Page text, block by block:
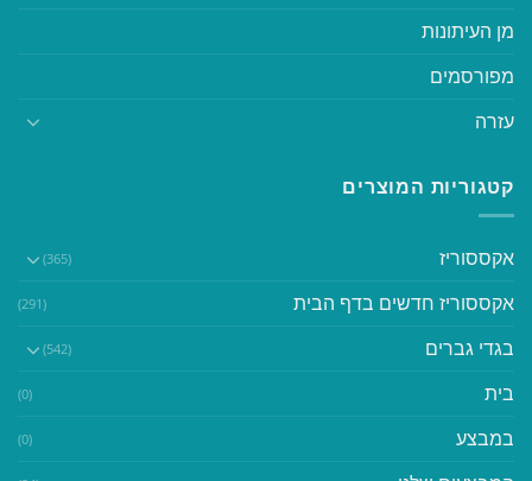
מן העיתונות
מפורסמים
עזרה
קטגוריות המוצרים
אקססוריז (365)
אקססוריז חדשים בדף הבית (291)
בגדי גברים (542)
בית (0)
במבצע (0)